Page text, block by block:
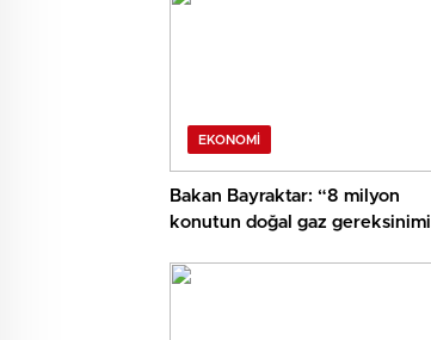
EKONOMI
Bakan Bayraktar: “8 milyon
konutun doğal gaz gereksinimi
sağlanacak”